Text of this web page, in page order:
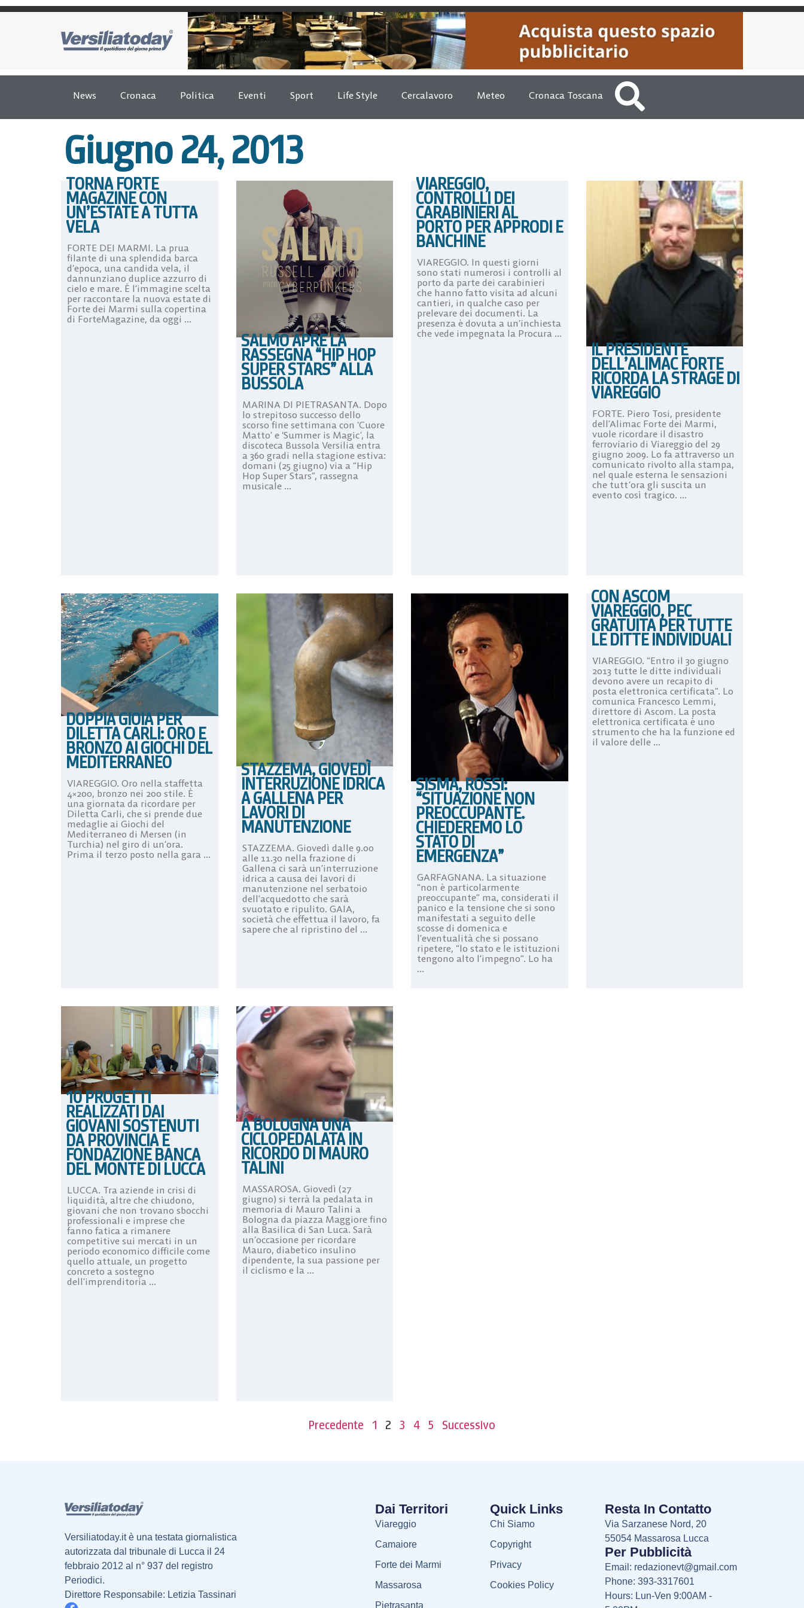
News Cronaca Politica Eventi Sport Life Style Cercalavoro Meteo Cronaca Toscana
Giugno 24, 2013
TORNA FORTE
MAGAZINE CON
UN’ESTATE A TUTTA
VELA
FORTE DEI MARMI. La prua
filante di una splendida barca
d’epoca, una candida vela, il
dannunziano duplice azzurro di
cielo e mare. È l’immagine scelta
per raccontare la nuova estate di
Forte dei Marmi sulla copertina
di ForteMagazine, da oggi ...
SALMO APRE LA
RASSEGNA “HIP HOP
SUPER STARS” ALLA
BUSSOLA
MARINA DI PIETRASANTA. Dopo
lo strepitoso successo dello
scorso fine settimana con ‘Cuore
Matto’ e ‘Summer is Magic’, la
discoteca Bussola Versilia entra
a 360 gradi nella stagione estiva:
domani (25 giugno) via a “Hip
Hop Super Stars”, rassegna
musicale ...
VIAREGGIO,
CONTROLLI DEI
CARABINIERI AL
PORTO PER APPRODI E
BANCHINE
VIAREGGIO. In questi giorni
sono stati numerosi i controlli al
porto da parte dei carabinieri
che hanno fatto visita ad alcuni
cantieri, in qualche caso per
prelevare dei documenti. La
presenza è dovuta a un’inchiesta
che vede impegnata la Procura ...
IL PRESIDENTE
DELL’ALIMAC FORTE
RICORDA LA STRAGE DI
VIAREGGIO
FORTE. Piero Tosi, presidente
dell’Alimac Forte dei Marmi,
vuole ricordare il disastro
ferroviario di Viareggio del 29
giugno 2009. Lo fa attraverso un
comunicato rivolto alla stampa,
nel quale esterna le sensazioni
che tutt’ora gli suscita un
evento così tragico. ...
DOPPIA GIOIA PER
DILETTA CARLI: ORO E
BRONZO AI GIOCHI DEL
MEDITERRANEO
VIAREGGIO. Oro nella staffetta
4×200, bronzo nei 200 stile. È
una giornata da ricordare per
Diletta Carli, che si prende due
medaglie ai Giochi del
Mediterraneo di Mersen (in
Turchia) nel giro di un’ora.
Prima il terzo posto nella gara ...
STAZZEMA, GIOVEDÌ
INTERRUZIONE IDRICA
A GALLENA PER
LAVORI DI
MANUTENZIONE
STAZZEMA. Giovedì dalle 9.00
alle 11.30 nella frazione di
Gallena ci sarà un’interruzione
idrica a causa dei lavori di
manutenzione nel serbatoio
dell’acquedotto che sarà
svuotato e ripulito. GAIA,
società che effettua il lavoro, fa
sapere che al ripristino del ...
SISMA, ROSSI:
“SITUAZIONE NON
PREOCCUPANTE.
CHIEDEREMO LO
STATO DI
EMERGENZA”
GARFAGNANA. La situazione
“non è particolarmente
preoccupante” ma, considerati il
panico e la tensione che si sono
manifestati a seguito delle
scosse di domenica e
l’eventualità che si possano
ripetere, “lo stato e le istituzioni
tengono alto l’impegno”. Lo ha
...
CON ASCOM
VIAREGGIO, PEC
GRATUITA PER TUTTE
LE DITTE INDIVIDUALI
VIAREGGIO. “Entro il 30 giugno
2013 tutte le ditte individuali
devono avere un recapito di
posta elettronica certificata”. Lo
comunica Francesco Lemmi,
direttore di Ascom. La posta
elettronica certificata è uno
strumento che ha la funzione ed
il valore delle ...
10 PROGETTI
REALIZZATI DAI
GIOVANI SOSTENUTI
DA PROVINCIA E
FONDAZIONE BANCA
DEL MONTE DI LUCCA
LUCCA. Tra aziende in crisi di
liquidità, altre che chiudono,
giovani che non trovano sbocchi
professionali e imprese che
fanno fatica a rimanere
competitive sui mercati in un
periodo economico difficile come
quello attuale, un progetto
concreto a sostegno
dell’imprenditoria ...
A BOLOGNA UNA
CICLOPEDALATA IN
RICORDO DI MAURO
TALINI
MASSAROSA. Giovedì (27
giugno) si terrà la pedalata in
memoria di Mauro Talini a
Bologna da piazza Maggiore fino
alla Basilica di San Luca. Sarà
un’occasione per ricordare
Mauro, diabetico insulino
dipendente, la sua passione per
il ciclismo e la ...
Precedente 1 2 3 4 5 Successivo
Versiliatoday.it è una testata giornalistica
autorizzata dal tribunale di Lucca il 24
febbraio 2012 al n° 937 del registro
Periodici.
Direttore Responsabile: Letizia Tassinari
Dai Territori
Viareggio
Camaiore
Forte dei Marmi
Massarosa
Pietrasanta
Quick Links
Chi Siamo
Copyright
Privacy
Cookies Policy
Resta In Contatto
Via Sarzanese Nord, 20
55054 Massarosa Lucca
Per Pubblicità
Email: redazionevt@gmail.com
Phone: 393-3317601
Hours: Lun-Ven 9:00AM -